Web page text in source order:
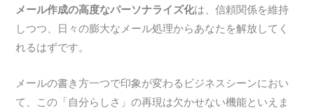
メール作成の高度なパーソナライズ化は、信頼関係を維持
しつつ、日々の膨大なメール処理からあなたを解放してく
れるはずです。
メールの書き方一つで印象が変わるビジネスシーンにおい
て、この「自分らしさ」の再現は欠かせない機能といえま